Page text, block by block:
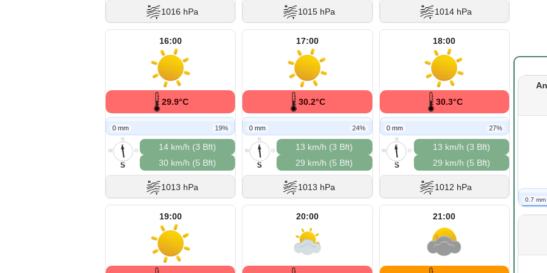
1016 hPa 1015 hPa 1014 hPa
16:00
29.9°C
0 mm 19%
N
O
S
W
S
14 km/h (3 Bft)
30 km/h (5 Bft)
1013 hPa
17:00
30.2°C
0 mm 24%
N
O
S
W
S
13 km/h (3 Bft)
29 km/h (5 Bft)
1013 hPa
18:00
30.3°C
0 mm 27%
N
O
S
W
S
13 km/h (3 Bft)
29 km/h (5 Bft)
1012 hPa
19:00 20:00 21:00
0.7 mm